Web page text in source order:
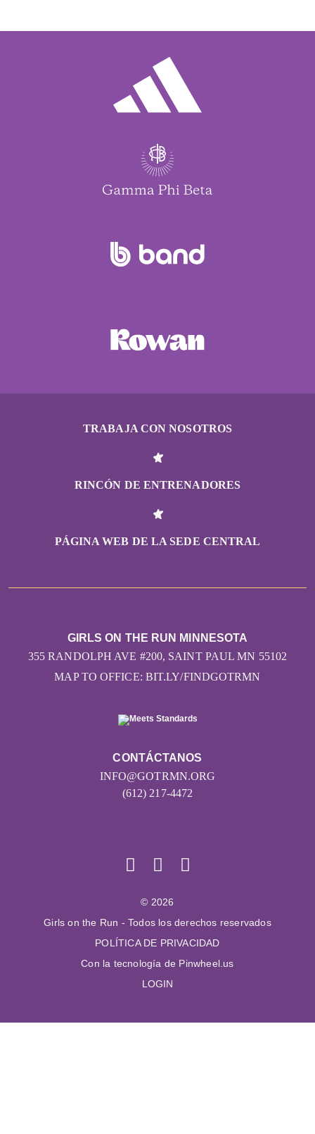
TRABAJA CON NOSOTROS
RINCÓN DE ENTRENADORES
PÁGINA WEB DE LA SEDE CENTRAL
CONTÁCTANOS
INFO@GOTRMN.ORG
(612) 217-4472
GIRLS ON THE RUN MINNESOTA
355 RANDOLPH AVE #200, SAINT PAUL MN 55102
MAP TO OFFICE: BIT.LY/FINDGOTRMN
© 2026
Girls on the Run - Todos los derechos reservados
POLÍTICA DE PRIVACIDAD
Con la tecnología de Pinwheel.us
LOGIN